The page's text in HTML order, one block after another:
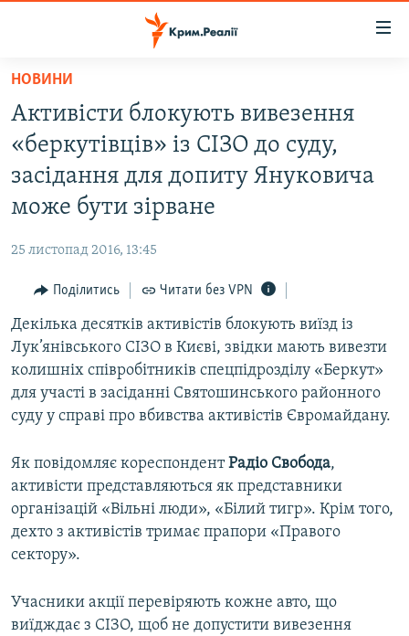
Перейти
основного
матеріалу
Перейти
до
основної
Перейти
пошуку
ВОДА.КРИМ
ВІДЕО ТА ФОТО
ПОЛІТИКА
ІНТЕРВ'Ю
ВСЕ ЗА ДЕНЬ
СПЕЦПРОЕКТИ
ДЕПОРТАЦІЯ
ВІДЕОУРОКИ «ELIFBE»
СВІДЧЕННЯ ОКУПАЦІЇ
УКРАЇНСЬКА ПРОБЛЕМА КРИМУ
ІНФОГРАФІКА
ЯК ОБІЙТИ БЛОКУВАННЯ
Qırımtatar
Усі сайти RFE/RL
НОВИНИ
Активісти блокують вивезення
«беркутівців» із СІЗО до суду,
засідання для допиту Януковича
може бути зірване
25 листопад 2016, 13:45
Поділитись Читати без VPN
Декілька десятків активістів блокують виїзд із
Лук’янівського СІЗО в Києві, звідки мають вивезти
колишніх співробітників спецпідрозділу «Беркут»
для участі в засіданні Святошинського районного
суду у справі про вбивства активістів Євромайдану.
Як повідомляє кореспондентРадіо Свобода,
активісти представляються як представники
організацій «Вільні люди», «Білий тигр». Крім того,
дехто з активістів тримає прапори «Правого
сектору».
Учасники акції перевіряють кожне авто, що
виїдждає з СІЗО, щоб не допустити вивезення